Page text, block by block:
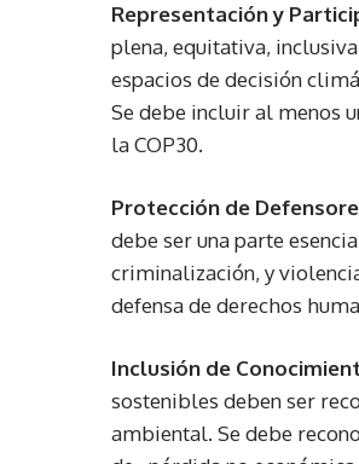
Representación y
plena, equitativa,
espacios de decisión
Se debe incluir al menos
la COP30.
Protección de
debe ser una parte
criminalización, y
defensa de derechos
Inclusión de
sostenibles deben ser
ambiental. Se debe